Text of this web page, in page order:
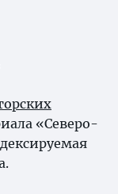
«Северо-